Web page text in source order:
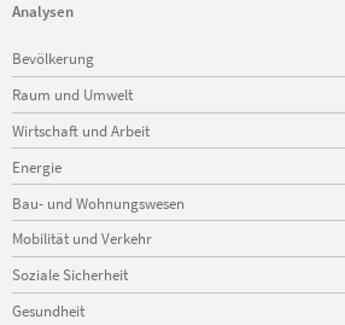
Analysen
Navigation
überspringen
Bevölkerung
Raum und Umwelt
Wirtschaft und Arbeit
Energie
Bau- und Wohnungswesen
Mobilität und Verkehr
Soziale Sicherheit
Gesundheit